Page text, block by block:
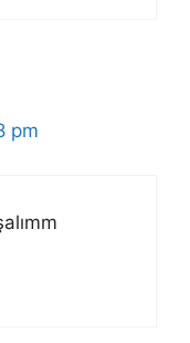
pm